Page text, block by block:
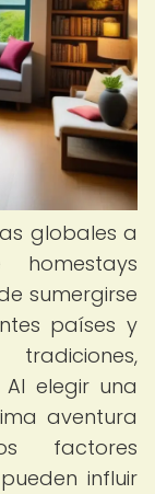
globales a
sumergirse
países y
elegir una
aventura
factores
influir